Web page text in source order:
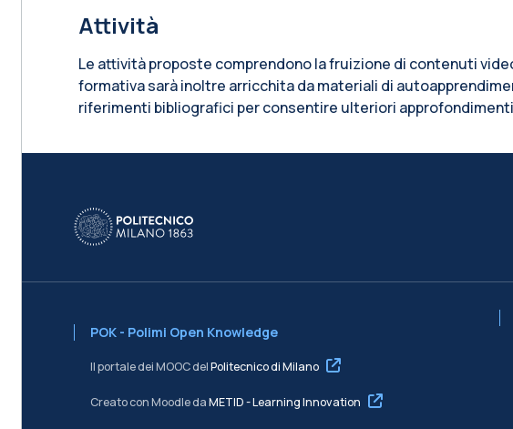
Attività
Le attività proposte comprendono la fruizione di contenuti
formativa sarà inoltre arricchita da materiali di
riferimenti bibliografici per consentire ulteriori
POK - Polimi Open Knowledge
Il portale dei MOOC delPolitecnico di Milano
Creato con Moodle daMETID - Learning Innovation